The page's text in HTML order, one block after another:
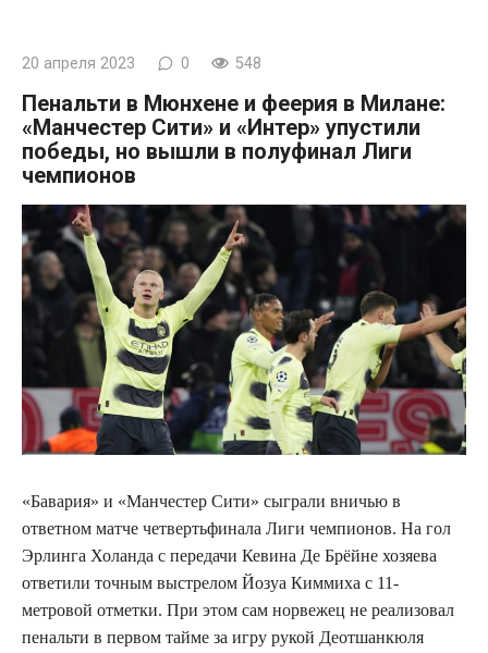
20 апреля 2023 0 548
Пенальти в Мюнхене и феерия в Милане:
«Манчестер Сити» и «Интер» упустили
победы, но вышли в полуфинал Лиги
чемпионов
«Бавария» и «Манчестер Сити» сыграли вничью в
ответном матче четвертьфинала Лиги чемпионов. На гол
Эрлинга Холанда с передачи Кевина Де Брёйне хозяева
ответили точным выстрелом Йозуа Киммиха с 11-
метровой отметки. При этом сам норвежец не реализовал
пенальти в первом тайме за игру рукой Деотшанкюля